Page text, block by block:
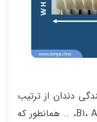
دندان از ترتیب
خاصی پیروی می کند . B1، A1، B2، D2، A2، … همانطور که